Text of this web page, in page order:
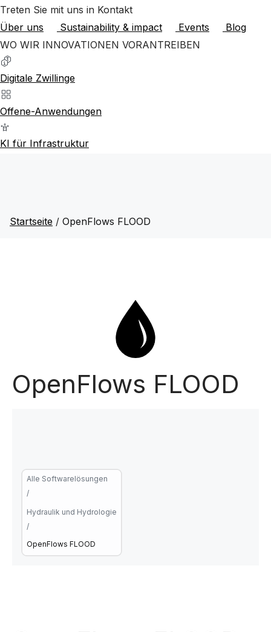
Treten Sie mit uns in Kontakt
Über uns
Sustainability & impact Events
Blog
WO WIR INNOVATIONEN VORANTREIBEN
Digitale Zwillinge
Offene-Anwendungen
KI für Infrastruktur
Startseite / OpenFlows FLOOD
OpenFlows FLOOD
Alle Softwarelösungen
/
Hydraulik und Hydrologie
/
OpenFlows FLOOD